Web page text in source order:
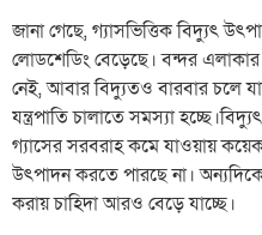
জানা গেছে, গ্যাসভিত্তিক বিদ্যুৎ
লোডশেডিং বেড়েছে। বন্দর
নেই, আবার বিদ্যুতও বারবার চলে
যন্ত্রপাতি চালাতে সমস্যা
গ্যাসের সরবরাহ কমে যাওয়ায়
উৎপাদন করতে পারছে না।
করায় চাহিদা আরও বেড়ে যাচ্ছে।